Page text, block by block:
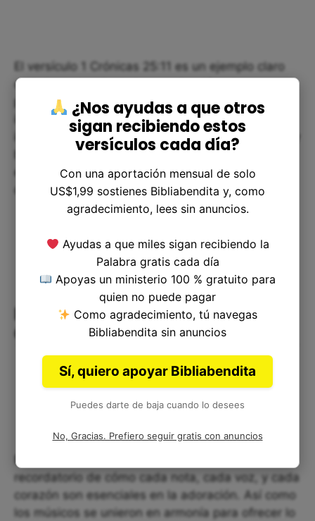
El versículo 1 Crónicas 25:11 es un ejemplo claro
de la importancia de la organización y la
planificación en el servicio a Dios, así como la
importancia de valorar y trabajar en equipo. Es
importante reflexionar acerca de estos principios y
buscar aplicarlos en nuestra vida diaria, no solo
en el ámbito religioso, sino en cualquier actividad
que realicemos.
Reflexión Corta: La Música del
Corazón
recordatorio de cómo cada nota, cada voz, y cada
corazón son esenciales en la adoración. Así como
los músicos se unieron en armonía para ofrecer lo
¿Nos ayudas a que otros
sigan recibiendo estos
versículos cada día?
Con una aportación mensual de solo
US$1,99 sostienes Bibliabendita y, como
agradecimiento, lees sin anuncios.
Ayudas a que miles sigan recibiendo la
Palabra gratis cada día
Apoyas un ministerio 100 % gratuito para
quien no puede pagar
Como agradecimiento, tú navegas
Bibliabendita sin anuncios
Sí, quiero apoyar Bibliabendita
Puedes darte de baja cuando lo desees
No, Gracias. Prefiero seguir gratis con anuncios